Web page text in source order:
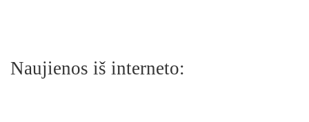
Naujienos iš interneto: